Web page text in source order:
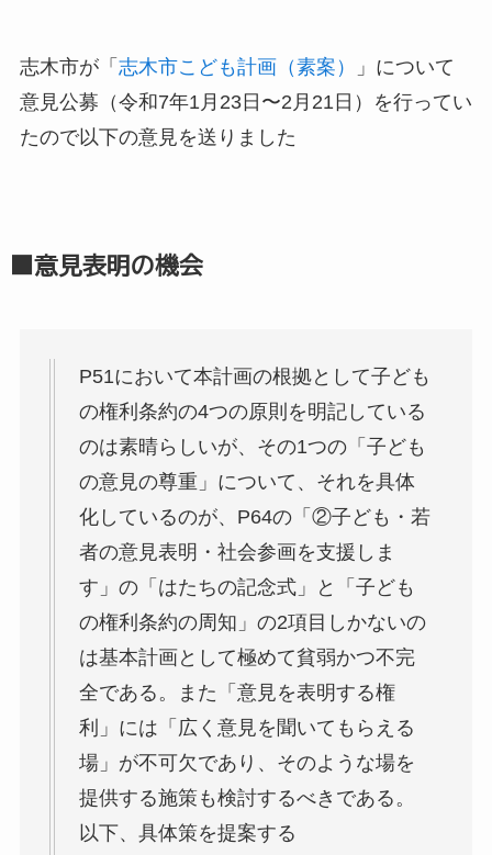
志木市が「 志木市こども計画（素案）
」について
意見公募（令和7年1月23日〜2月21日）を行ってい
たので以下の意見を送りました
■意見表明の機会
P51において本計画の根拠として子ども
の権利条約の4つの原則を明記している
のは素晴らしいが、その1つの「子ども
の意見の尊重」について、それを具体
化しているのが、P64の「②子ども・若
者の意見表明・社会参画を支援しま
す」の「はたちの記念式」と「子ども
の権利条約の周知」の2項目しかないの
は基本計画として極めて貧弱かつ不完
全である。また「意見を表明する権
利」には「広く意見を聞いてもらえる
場」が不可欠であり、そのような場を
提供する施策も検討するべきである。
以下、具体策を提案する